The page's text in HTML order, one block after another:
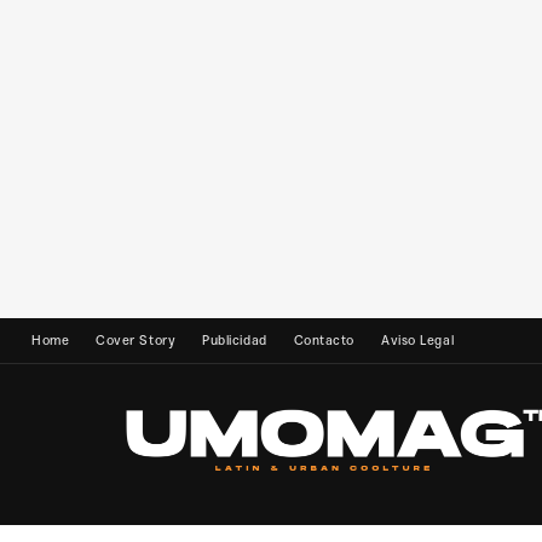
Home Cover Story Publicidad Contacto Aviso Legal